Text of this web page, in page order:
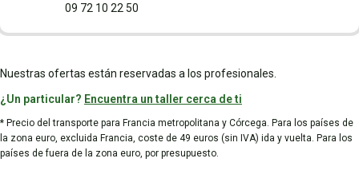
09 72 10 22 50
Nuestras ofertas están reservadas a los profesionales.
¿Un particular? Encuentra un taller cerca de ti
* Precio del transporte para Francia metropolitana y Córcega. Para los países de
la zona euro, excluida Francia, coste de 49 euros (sin IVA) ida y vuelta. Para los
países de fuera de la zona euro, por presupuesto.